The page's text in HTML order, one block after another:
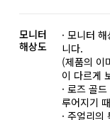
모니터
해상도
· 모니터
니다.
(제품의 이
이 다르게
· 로즈 골
루어지기
· 주얼리